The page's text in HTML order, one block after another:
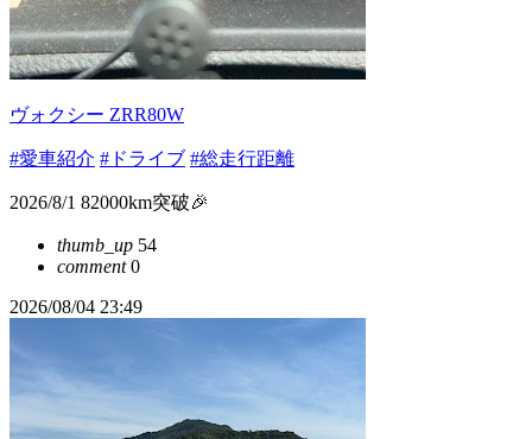
ヴォクシー ZRR80W
#愛車紹介 #ドライブ #総走行距離
2026/8/1 82000km突破🎉
thumb_up 54
comment0
2026/08/04 23:49